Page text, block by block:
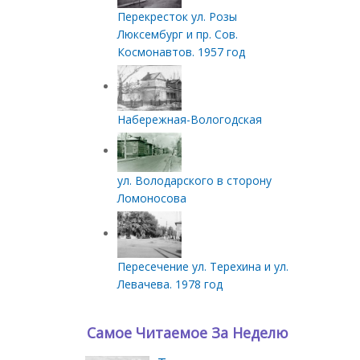
Перекресток ул. Розы
Люксембург и пр. Сов.
Космонавтов. 1957 год
Набережная-Вологодская
ул. Володарского в сторону
Ломоносова
Пересечение ул. Терехина и ул.
Левачева. 1978 год
Самое Читаемое За Неделю